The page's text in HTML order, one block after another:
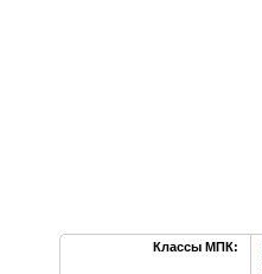
Классы МПК: